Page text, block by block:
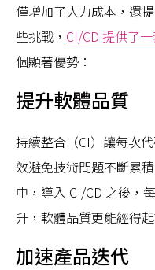
僅增加了人力成本，還
些挑戰， CI/CD 提供了
個顯著優勢：
提升軟體品質
持續整合（CI）讓每次
效避免技術問題不斷累
中，導入 CI/CD 之後，
升，軟體品質更能經得
加速產品迭代